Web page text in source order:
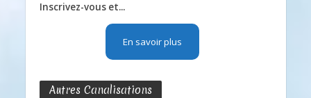
Inscrivez-vous et...
En savoir plus
Autres Canalisations